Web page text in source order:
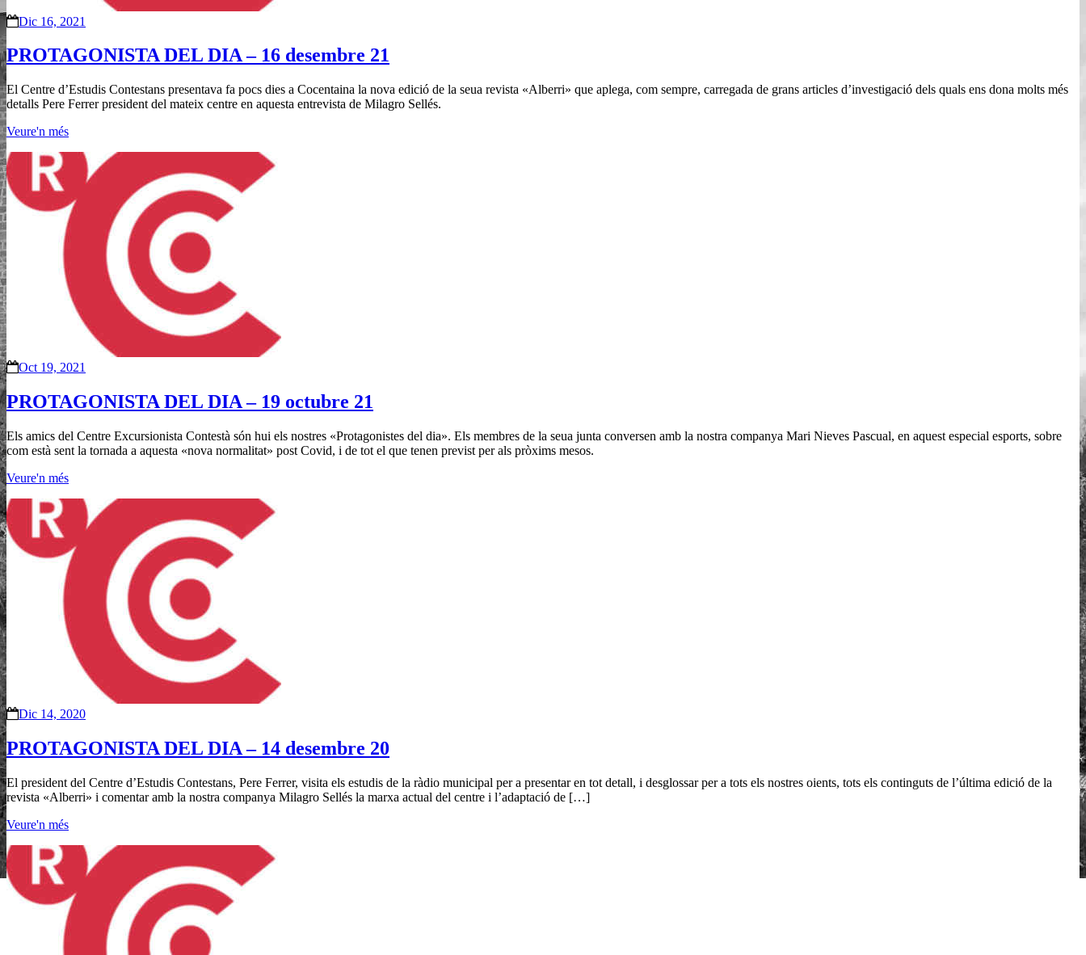
Dic 16, 2021
PROTAGONISTA DEL DIA – 16 desembre 21
El Centre d’Estudis Contestans presentava fa pocs dies a Cocentaina la nova edició de la seua revista «Alberri» que aplega, com sempre, carregada de grans articles d’investigació dels quals ens dona molts més
detalls Pere Ferrer president del mateix centre en aquesta entrevista de Milagro Sellés.
Veure'n més
Oct 19, 2021
PROTAGONISTA DEL DIA – 19 octubre 21
Els amics del Centre Excursionista Contestà són hui els nostres «Protagonistes del dia». Els membres de la seua junta conversen amb la nostra companya Mari Nieves Pascual, en aquest especial esports, sobre
com està sent la tornada a aquesta «nova normalitat» post Covid, i de tot el que tenen previst per als pròxims mesos.
Veure'n més
Dic 14, 2020
PROTAGONISTA DEL DIA – 14 desembre 20
El president del Centre d’Estudis Contestans, Pere Ferrer, visita els estudis de la ràdio municipal per a presentar en tot detall, i desglossar per a tots els nostres oients, tots els continguts de l’última edició de la
revista «Alberri» i comentar amb la nostra companya Milagro Sellés la marxa actual del centre i l’adaptació de […]
Veure'n més